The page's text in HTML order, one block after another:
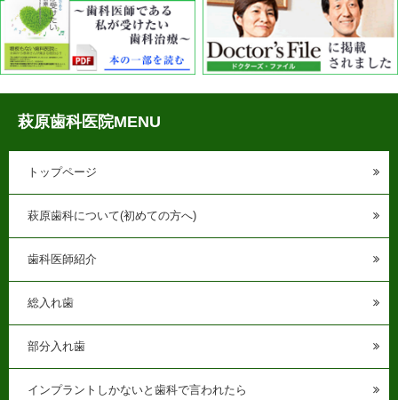
萩原歯科医院MENU
トップページ
萩原歯科について(初めての方へ)
歯科医師紹介
総入れ歯
部分入れ歯
インプラントしかないと歯科で言われたら